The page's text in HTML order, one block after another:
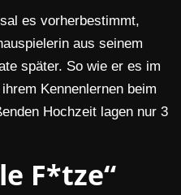
es vorherbestimmt,
aus seinem
später. So wie er es im
Kennenlernen beim
Hochzeit lagen nur 3
F*tze“